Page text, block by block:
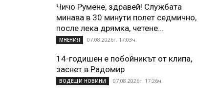
Чичо Румене, здравей! Службата
минава в 30 минути полет седмично,
после лека дрямка, четене...
МНЕНИЯ 07.08.2026г. 17:03ч.
14-годишен е побойникът от клипа,
заснет в Радомир
ВОДЕЩИ НОВИНИ 07.08.2026г. 17:26ч.